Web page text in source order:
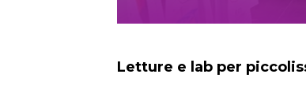
Letture e lab per